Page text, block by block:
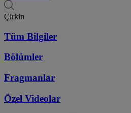
Çirkin
Tüm Bilgiler
Bölümler
Fragmanlar
Özel Videolar